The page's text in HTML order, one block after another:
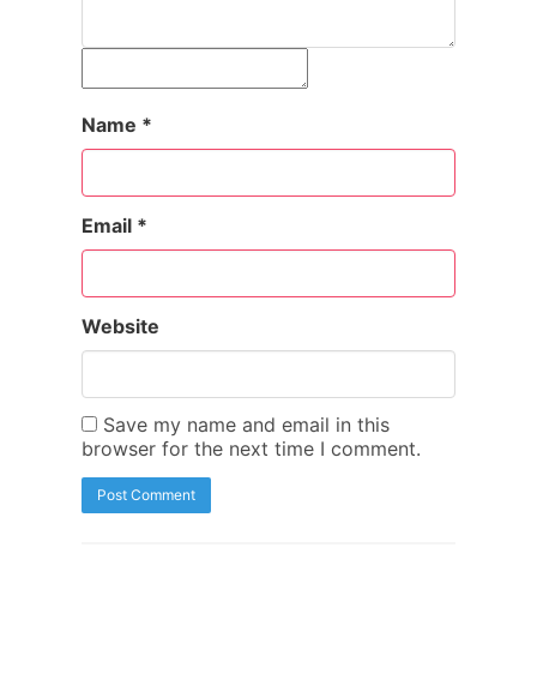
Name *
Email *
Website
Save my name and email in this
browser for the next time I comment.